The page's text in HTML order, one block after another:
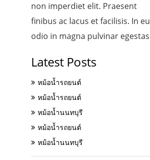
non imperdiet elit. Praesent
finibus ac lacus et facilisis. In eu
odio in magna pulvinar egestas
Latest Posts
หม้อน้ำรถยนต์
หม้อน้ำรถยนต์
หม้อน้ำนนทบุรี
หม้อน้ำรถยนต์
หม้อน้ำนนทบุรี